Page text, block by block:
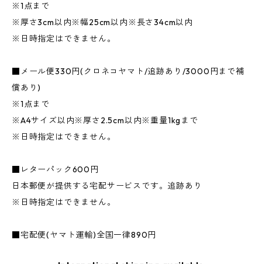
※1点まで
※厚さ3cm以内※幅25cm以内※長さ34cm以内
※日時指定はできません。
■メール便330円(クロネコヤマト/追跡あり/3000円まで補
償あり)
※1点まで
※A4サイズ以内※厚さ2.5cm以内※重量1kgまで
※日時指定はできません。
■レターパック600円
日本郵便が提供する宅配サービスです。追跡あり
※日時指定はできません。
■宅配便(ヤマト運輸)全国一律890円